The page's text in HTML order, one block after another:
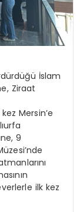
İslam
, Ziraat
Mersin’e
, 9
ilk kez